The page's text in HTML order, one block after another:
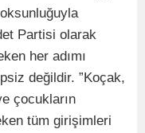
Partisi olarak
her adımı
değildir. ”Koçak,
çocukların
tüm girişimleri